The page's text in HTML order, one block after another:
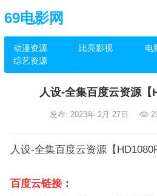
69电影网
动漫资源 比亮影视 电
综艺资源
人设-全集百度云资源【
发布: 2023年 2月 27日
人设-全集百度云资源【
百度云链接：